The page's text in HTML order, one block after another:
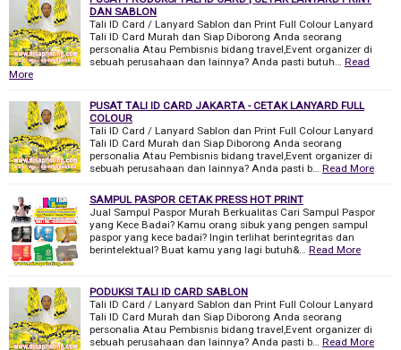
DAN SABLON
Tali ID Card / Lanyard Sablon dan Print Full Colour Lanyard
Tali ID Card Murah dan Siap Diborong Anda seorang
personalia Atau Pembisnis bidang travel,Event organizer di
sebuah perusahaan dan lainnya? Anda pasti butuh… Read
More
PUSAT TALI ID CARD JAKARTA - CETAK LANYARD FULL
COLOUR
Tali ID Card / Lanyard Sablon dan Print Full Colour Lanyard
Tali ID Card Murah dan Siap Diborong Anda seorang
personalia Atau Pembisnis bidang travel,Event organizer di
sebuah perusahaan dan lainnya? Anda pasti b… Read More
SAMPUL PASPOR CETAK PRESS HOT PRINT
Jual Sampul Paspor Murah Berkualitas Cari Sampul Paspor
yang Kece Badai? Kamu orang sibuk yang pengen sampul
paspor yang kece badai? Ingin terlihat berintegritas dan
berintelektual? Buat kamu yang lagi butuh&… Read More
PODUKSI TALI ID CARD SABLON
Tali ID Card / Lanyard Sablon dan Print Full Colour Lanyard
Tali ID Card Murah dan Siap Diborong Anda seorang
personalia Atau Pembisnis bidang travel,Event organizer di
sebuah perusahaan dan lainnya? Anda pasti b… Read More